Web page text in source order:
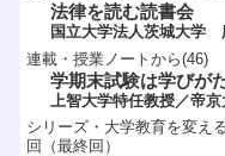
法律を読む読書会
国立大学法人茨城大
連載・授業ノートから(46)
学期末試験は学びが
上智大学特任教授／帝
シリーズ・大学教育を変え
回（最終回）